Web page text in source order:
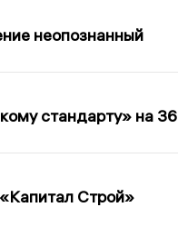
неопознанный
стандарту» на 36
Строй»